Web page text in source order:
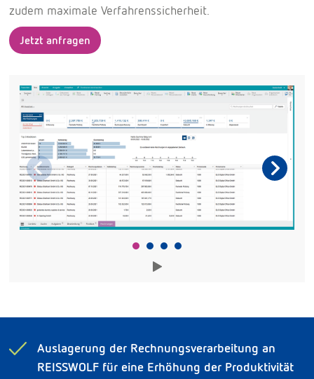
zudem maximale Verfahrenssicherheit.
Jetzt anfragen
Auslagerung der Rechnungsverarbeitung an
REISSWOLF für eine Erhöhung der Produktivität